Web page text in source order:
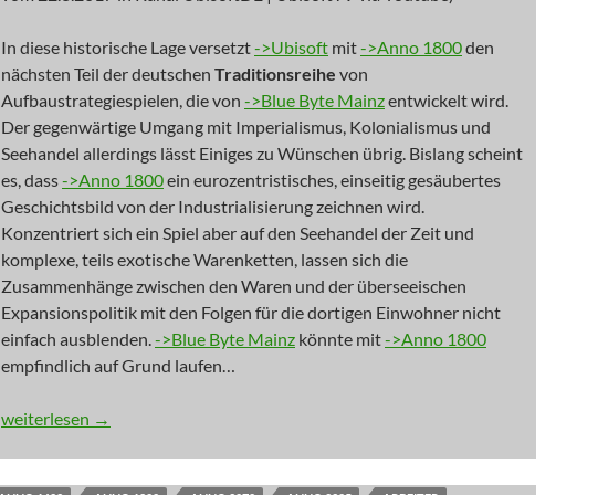
In diese historische Lage versetzt->Ubisoft mit->Anno 1800den
nächsten Teil der deutschen Traditionsreihe von
Aufbaustrategiespielen, die von ->Blue Byte Mainzentwickelt wird.
Der gegenwärtige Umgang mit Imperialismus, Kolonialismus und
Seehandel allerdings lässt Einiges zu Wünschen übrig. Bislang scheint
es, dass->Anno 1800ein eurozentristisches, einseitig gesäubertes
Geschichtsbild von der Industrialisierung zeichnen wird.
Konzentriert sich ein Spiel aber auf den Seehandel der Zeit und
komplexe, teils exotische Warenketten, lassen sich die
Zusammenhänge zwischen den Waren und der überseeischen
Expansionspolitik mit den Folgen für die dortigen Einwohner nicht
einfach ausblenden.->Blue Byte Mainz könnte mit->Anno 1800
empfindlich auf Grund laufen…
NEWS: Im saubersten Zoo der Welt
weiterlesen →